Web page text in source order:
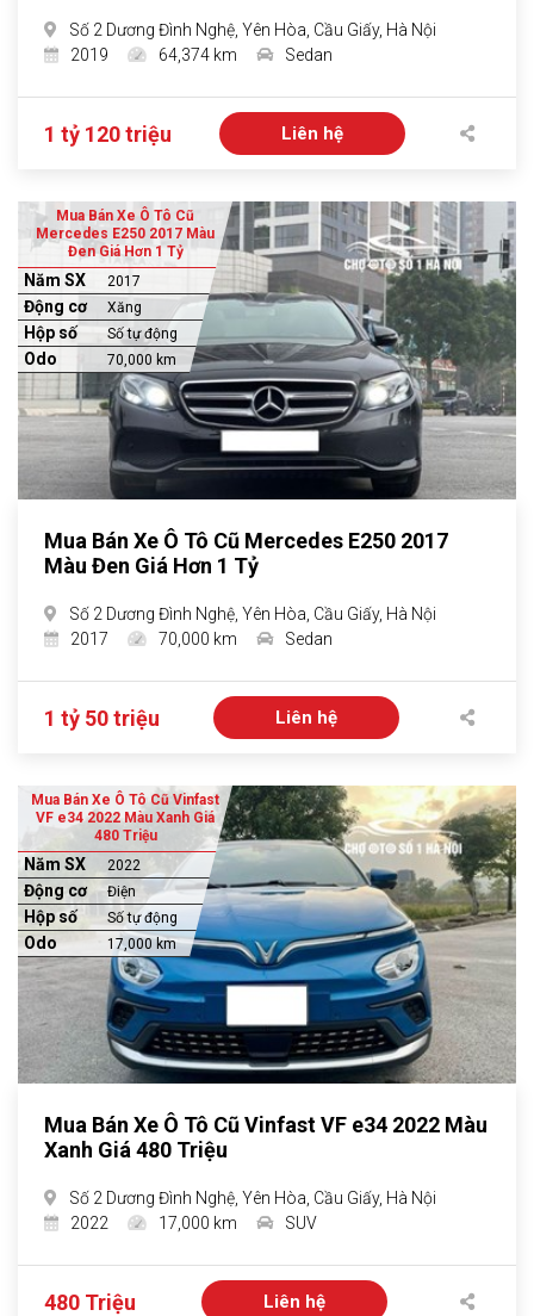
Số 2 Dương Đình Nghệ, Yên Hòa, Cầu Giấy, Hà Nội
2019
64,374 km Sedan
1 tỷ 120 triệu Liên hệ
Mua Bán Xe Ô Tô Cũ
Mercedes E250 2017 Màu
Đen Giá Hơn 1 Tỷ
Năm SX 2017
Động cơ Xăng
Hộp số Số tự động
Odo 70,000 km
Mua Bán Xe Ô Tô Cũ Mercedes E250 2017
Màu Đen Giá Hơn 1 Tỷ
Số 2 Dương Đình Nghệ, Yên Hòa, Cầu Giấy, Hà Nội
2017
70,000 km Sedan
1 tỷ 50 triệu Liên hệ
Mua Bán Xe Ô Tô Cũ Vinfast
VF e34 2022 Màu Xanh Giá
480 Triệu
Năm SX 2022
Động cơ Điện
Hộp số Số tự động
Odo 17,000 km
Mua Bán Xe Ô Tô Cũ Vinfast VF e34 2022 Màu
Xanh Giá 480 Triệu
Số 2 Dương Đình Nghệ, Yên Hòa, Cầu Giấy, Hà Nội
2022
17,000 km SUV
480 Triệu Liên hệ